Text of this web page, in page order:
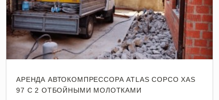
АРЕНДА АВТОКОМПРЕССОРА ATLAS COPCO XAS
97 С 2 ОТБОЙНЫМИ МОЛОТКАМИ